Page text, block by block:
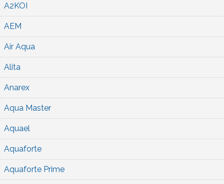
A2KOI
AEM
Air Aqua
Alita
Anarex
Aqua Master
Aquael
Aquaforte
Aquaforte Prime